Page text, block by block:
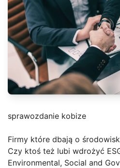
sprawozdanie kobize
Firmy które dbają o
Czy ktoś też lubi wdrożyć
Environmental, Social and